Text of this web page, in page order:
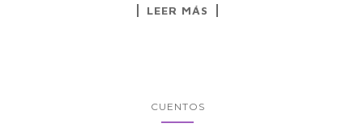
LEER MÁS
CUENTOS